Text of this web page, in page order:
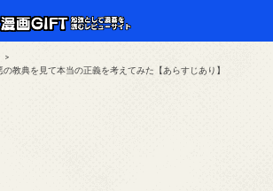
の教典を見て本当の正義を考えてみた【あらすじあり】